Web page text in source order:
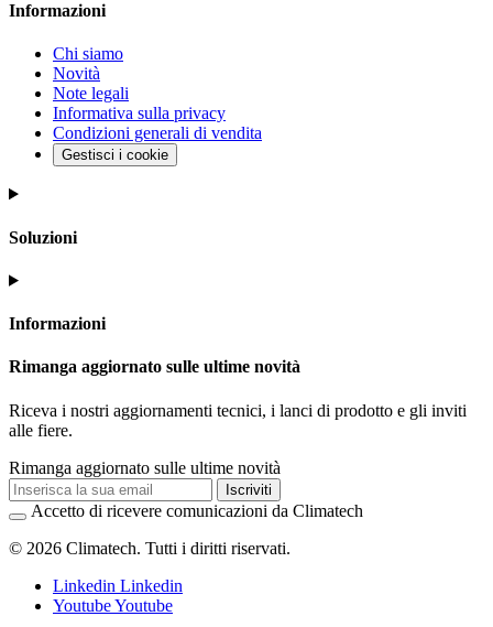
Informazioni
Chi siamo
Novità
Note legali
Informativa sulla privacy
Condizioni generali di vendita
Gestisci i cookie
Soluzioni
Informazioni
Rimanga aggiornato sulle ultime novità
Riceva i nostri aggiornamenti tecnici, i lanci di prodotto e gli inviti
alle fiere.
Rimanga aggiornato sulle ultime novità
Iscriviti
Accetto di ricevere comunicazioni da Climatech
© 2026 Climatech. Tutti i diritti riservati.
Linkedin Linkedin
YoutubeYoutube